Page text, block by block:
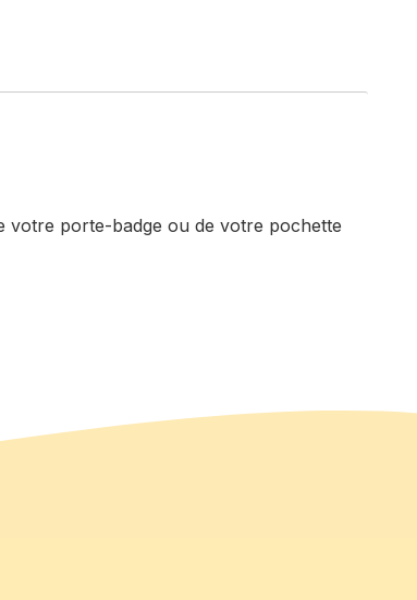
votre porte-badge ou de votre pochette